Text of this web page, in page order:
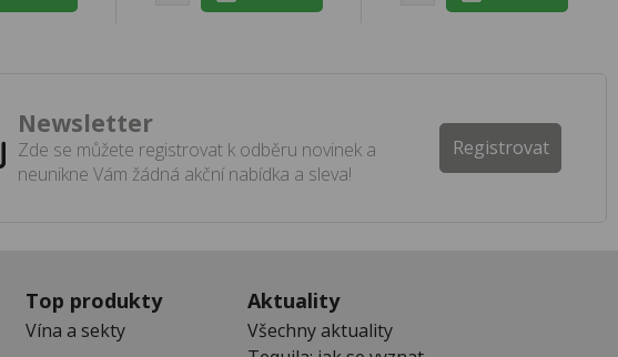
Newsletter
Zde se můžete registrovat k odběru novinek a
neunikne Vám žádná akční nabídka a sleva!
Registrovat
Top produkty
Vína a sekty
Aktuality
Všechny aktuality